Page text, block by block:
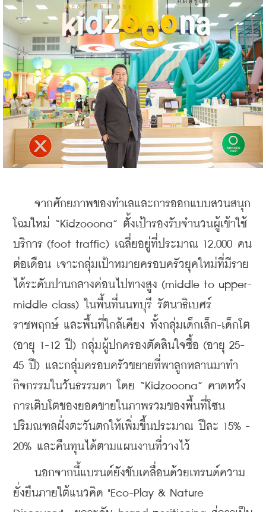
จากศักยภาพของทำเลและการออกแบบสวนสนุก
โฉมใหม่ “Kidzooona” ตั้งเป้ารองรับจำนวนผู้เข้าใช้
บริการ (foot traffic) เฉลี่ยอยู่ที่ประมาณ 12,000 คน
ต่อเดือน เจาะกลุ่มเป้าหมายครอบครัวยุคใหม่ที่มีราย
ได้ระดับปานกลางค่อนไปทางสูง (middle to upper-
middle class) ในพื้นที่นนทบุรี รัตนาธิเบศร์
ราชพฤกษ์ และพื้นที่ใกล้เคียง ทั้งกลุ่มเด็กเล็ก-เด็กโต
(อายุ 1-12 ปี) กลุ่มผู้ปกครองตัดสินใจซื้อ (อายุ 25-
45 ปี) และกลุ่มครอบครัวขยายที่พาลูกหลานมาทำ
กิจกรรมในวันธรรมดา โดย “Kidzooona” คาดหวัง
การเติบโตของยอดขายในภาพรวมของพื้นที่โซน
ปริมณฑลฝั่งตะวันตกให้เพิ่มขึ้นประมาณ ปีละ 15% -
20% และคืนทุนได้ตามแผนงานที่วางไว้
นอกจากนี้แบรนด์ยังขับเคลื่อนด้วยเทรนด์ความ
ยั่งยืนภายใต้แนวคิด "Eco-Play & Nature